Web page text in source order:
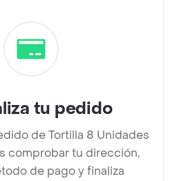
tu pedido
de Tortilla 8 Unidades
comprobar tu dirección,
de pago y finaliza